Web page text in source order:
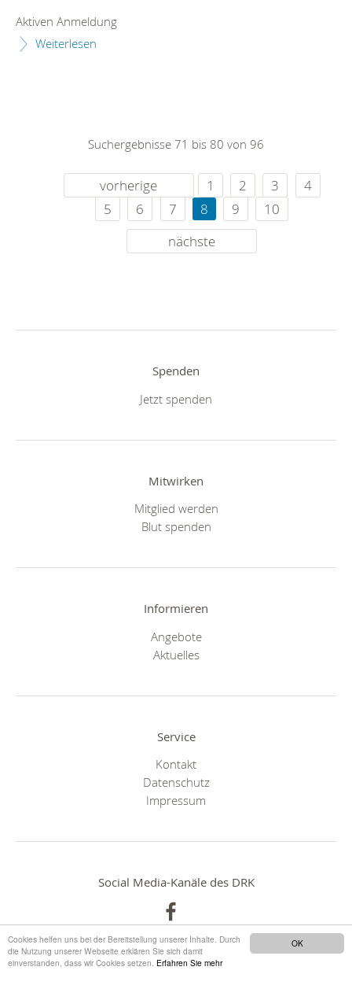
OK
Cookies helfen uns bei der Bereitstellung unserer Inhalte. Durch
die Nutzung unserer Webseite erklären Sie sich damit
einverstanden, dass wir Cookies setzen. Erfahren Sie mehr
Aktiven Anmeldung
Weiterlesen
Suchergebnisse 71 bis 80 von 96
vorherige 1 2 3
4
5
6 7 8 9
10
nächste
Spenden
Jetzt spenden
Mitwirken
Mitglied werden
Blut spenden
Informieren
Angebote
Aktuelles
Service
Kontakt
Datenschutz
Impressum
Social Media-Kanäle des DRK